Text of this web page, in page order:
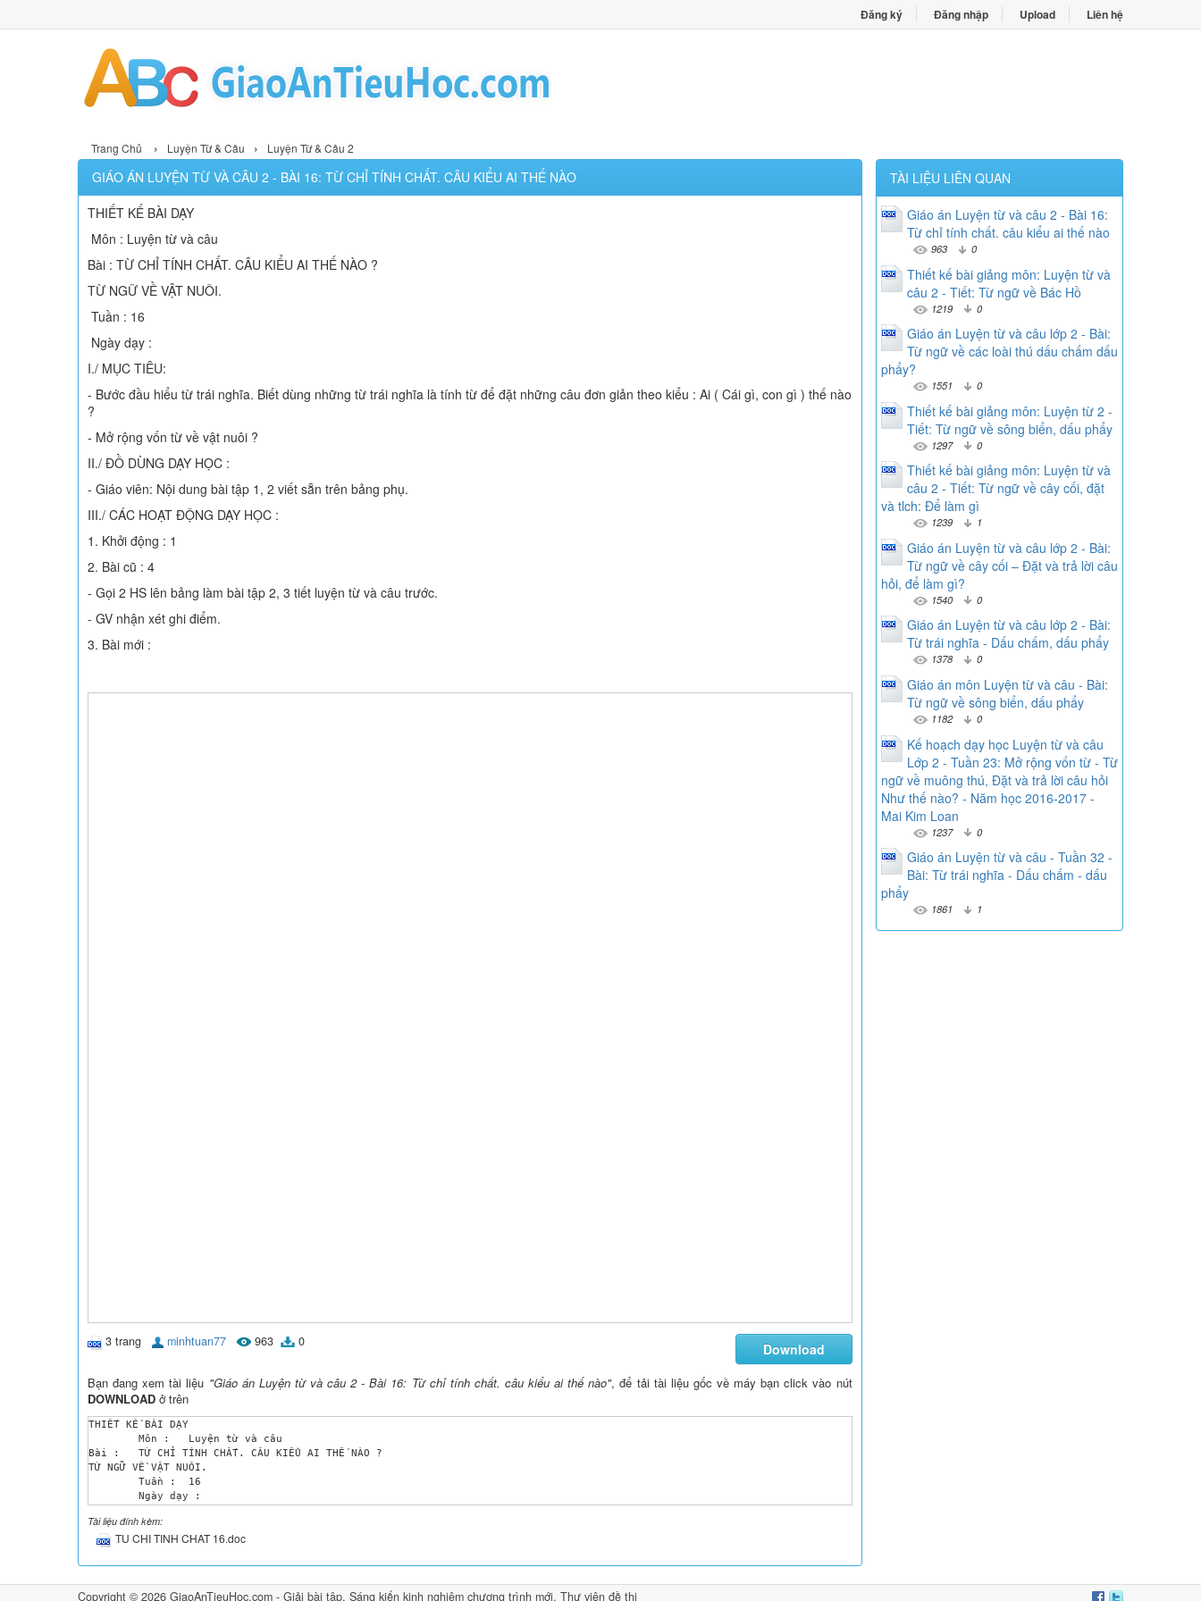
Đăng ký Đăng nhập Upload Liên hệ
Trang Chủ › Luyện Từ & Câu › Luyện Từ & Câu 2
GIÁO ÁN LUYỆN TỪ VÀ CÂU 2 - BÀI 16: TỪ CHỈ TÍNH CHẤT. CÂU KIỂU AI THẾ NÀO
THIẾT KẾ BÀI DẠY
Môn : Luyện từ và câu
Bài : TỪ CHỈ TÍNH CHẤT. CÂU KIỂU AI THẾ NÀO ?
TỪ NGỮ VỀ VẬT NUÔI.
Tuần : 16
Ngày dạy :
I./ MỤC TIÊU:
- Bước đầu hiểu từ trái nghĩa. Biết dùng những từ trái nghĩa là tính từ để đặt những câu đơn giản theo kiểu : Ai ( Cái gì, con gì ) thế nào
?
- Mở rộng vốn từ về vật nuôi ?
II./ ĐỒ DÙNG DẠY HỌC :
- Giáo viên: Nội dung bài tập 1, 2 viết sẵn trên bảng phụ.
III./ CÁC HOẠT ĐỘNG DẠY HỌC :
1. Khởi động : 1
2. Bài cũ : 4
- Gọi 2 HS lên bảng làm bài tập 2, 3 tiết luyện từ và câu trước.
- GV nhận xét ghi điểm.
3. Bài mới :
3 trang minhtuan77 963 0 Download
Bạn đang xem tài liệu "Giáo án Luyện từ và câu 2 - Bài 16: Từ chỉ tính chất. câu kiểu ai thế nào", để tải tài liệu gốc về máy bạn click vào nút
DOWNLOAD ở trên
THIẾT KẾ BÀI DẠY
	Môn :	Luyện từ và câu
Bài :	TỪ CHỈ TÍNH CHẤT. CÂU KIỂU AI THẾ NÀO ? 
TỪ NGỮ VỀ VẬT NUÔI.
	Tuần :	16
	Ngày dạy :	
I./ MỤC TIÊU:
Bước đầu hiểu từ trái nghĩa. Biết dùng những từ trái nghĩa là tính từ để đặt những câu đơn giản theo kiểu : Ai ( Cái gì, con gì ) thế nào ?
Mở rộng vốn từ về vật nuôi ?
II./ ĐỒ DÙNG DẠY HỌC :
Giáo viên: 	Nội dung bài tập 1, 2 viết sẵn trên bảng phụ.
III./ CÁC HOẠT ĐỘNG DẠY HỌC :
1.	Khởi động :	1’
Bài cũ : 4’
Gọi 2 HS lên bảng làm bài tập 2, 3 tiết luyện từ và câu trước.
GV nhận xét ghi điểm.
Bài mới :	
Hoạt động của thầy
Hoạt động của trò
2’ 1. Hoạt động 1 : Giới thiệu bài – Ghi đề
25’ 2. Họat động 2 : Hướng dẫn làm bài tập.
Mục tiêu : Qua các bài tập HS nắm được nội dung bài học.
Cách tiến hành :
+ Bài tập 1 : ( Miệng ).
- Gọi HS đọc yêu cầu.
- Yêu cầu 2 HS ngồi cạnh nhau thảo luận.
- Gọi một số cặp lên bảng sửa bài
- GV theo dõi, nhận xét.
+ Bài tập 2 : ( Miệng ) GV giúp HS nắm vững yêu cầu của bài : Chọn một cặp trái nghĩa ở bài tập 1 đặt câu với cặp từ đó.
- GV theo dõi nhận xét.
+ Bài tập 3 : 
- GV gọi một HS đọc yêu cầu.
- GV Yêu cầu HS quan sát tranh trong sách giáo khoa viết tên các con vật ra giấy nháp
- GV gọi HS đọc bài làm của mình – nhận xét
5’ 3. Họat động 3 : Củng cố, dặn dò
- Tổng kết tiết học. 
 - Dặn Học sinh luyện tập đặt câu theo mẫu Ai thế nào ?.
- HS nhắc lại đề bài
- HS đọc yêu cầu, Tìm từ trái nghĩa với mỗi từ sau : Tốt, ngoan, nhanh, trắng, cao, khoẻ.
- HS thảo luận theo cặp.
- 2 HS lên bảng làm, lớp làm bài vào giấy nháp, HS đọc câu đặt được.
- 1 HS đọc thành tiếng cả lớp đọc thầm.
- HS quan sát tranh. Làm bài
IV./ RÚT KINH NGHIỆM TIẾT DẠY:
. . . . . . . . . . . . . . . . . . . . . . . . . . . . . . . . . . . . . . . . . . . . . . . . . . . . . . . . . . . . . . . . . . . . . . . . . . . . . . . . . . . . . . . . . . . . . . . . . . . . . . . . . . . . . . . . . . . . . . . . . . . . . . . . . . . . . . . . . . . . . . . . . . . . . . . . . . . . . . . . . . . . . . . . . . . . . . . . . . . . . . . . . . . . . . . . . . . . . . . . . . . . . . . . . . . . . . . . . . . . . . . . . . . . . . . . . . . . . . . . . . . . . . . . . . . . . . . . . . . . . . . . . . . . . . . . . . . . . . . . . . . . . . . . . . . . . . . . . . . . . . . . . . . . . . . . . . . . . . . . . . . . . . . . . . . . . . . . . . . . . . . . . . . . . . . . . . . . . . . . . . . . . . . . . . . . . . . . . . . . . . . . . . . . . . . . . . . . . . . . . . . . . . . . . . . . . . . . . . . . . . . . . . . . . . . . . . . . . . . . . . . . . . . . . . . . . . . . . . . . . . . . . . . . . . . . . . . . . . . . . . . . . . . . . . . . . . . . . . . . . . . . . . . . . . . . . . . . . . . . . . . . . . . . . . . . . . . . . . . . . . . . . . . . . . . . . . . . . . . . . . . . . . . . . . . . . . . . . . . . . . . . . . . . . . . . . . . . . . . . . . . . . . . . . . . . . . . . . . . . . . . . . . . . . . . . . . . . . . . . . . . . . . . . . . . . . . . . . . . . . . . . . . . . . . . . . . . . . . . . . . . . . . . . . . . . . . . . . . . . . . . . . . . . . . . . . . . . . . . . . . . . . . . . . . . . . . . . . . . . . . . . . . . . . . . . . . . . . . . . . . . . . . . . . . . . . . . . . . . . . . . . . . . . . . . . . . . . . . . . . . . . . . . . . . . . . . . . . . . . . . . . . . . . . . . . . . . . . . . . . . . . . . . . . . . . . . . . . . . . . . . . . . . . . . . . . . . . . . . . . . . . . . . . . . . . . . . . . . . . . . . . . . . . . . . . . . . . . . . . . . . . . . . . . . . . . . . . . . . . . . . . . . . . . . . . . . . . . . . . . . . . . . . . . . . . . . . . . . . . . . . . . . . . . . . . . . . . . . . . . . . . . . . . . . . . . . . . . . . . . . . . . . . . . . . . . . . . . . . . . . . . . . . . . . . . . . . . . . . . . . . . . . . . . . . . . . . . . . . . . . . . . . . . . . . . . . . . . . . . . . . . . . . . . . . . . . . . . . . . . . . . . . . . . . . . . . . . . . . . . . . . . . . . . . . . . . . . . . . . . . . . . . . . . . . . . . . . . . . . . . . . . . . . . . . . . . . . . . . . . . . . . . . . . . . . . . . . . . . . . . . . . . . . . . . . . . . . . . . . . . . . . . . . . . . . . . . . . . . . . . . . . . . . . . . . . . . . . . . . . . . . . . . . . . . . . . . . . . . . . . . . . . . . . . . . . . . . . . . . . . . . . . . . . . . . . . . . . . . . . . . . . . . . . . . . . . . . . . . . . . . . . . . . . . . . . . . . . . . . . . . . . . . . . . . . . . . . . . . . . . . . . . . . . . . . . . . . . . . . . . . . . . . . . . . . . . . . . . . . . . . . . . . . . . . . . . . . . . . . . . . . . . . . . . . . . . . . . . . . . . . . . . . . . . . . . . . . . . . . . . . . . . . . . . . . . . . . . . . . . . . . . . . . . . . . . . . . . . . . . . . . . . . . . . . . . . . . . . . . . . . . . . . . . . . . . . . . . . . . . . . . . . . . . . . . . . . . . . . . . . . . . . . . . . . . . . . . . . . . . . . . . . . . . . . . . . . . . . . . . . . . . . . . . . . . . . . . . . . . . . . . . . . . . . . . . . . . . . . . . . . . . . . . . . . . . . . . . . . . . . . . . . . . . . . . . . . . . . . . . . . . . . . . . . . . . . . . . . . . . . . . . . . . . . . . . . . . . . . . . . . . . . . . . . . . . . . . . . . . . . . . . . . . . . . . . . . . . . . . . . . . . . . . . . . . . . . . . . . . . . . . . . . . . . . . . . . . . . . . . . . . . . . . . . . . . . . . . . . . . . . . . . . . . . . . . . . . . . . . . . . . . . . . . . . . . . . . . . . . . . . . . . . . . . . . . . . . . . . . . . . . . . . . . . . . . . . . . . . . . . . . . . . . . . . . . . . . . . . . . . . . . . . . . . . . . . . . . . . . . . . . . . . . . . . . . . . . . . . . . . . . . . . . . . . . . . . . . . . . . . . . . . . . . . . . . . . . . . . . . . . . . . . . . . . . . . . . . . . . . . . . . . . . . . . . . . . . . . . . . . . . . . . . . . . . . . . . . . . . . . . . . . . . . . . . . . . . . . . . . . . . . . . . . . . . . . . . . . . . . . . . . . . . . . . . . . . . . . . . . . . . . . . . . . . . . . . . . . . . . . . . . . . . . . . . . . . . . . . . . . . . . . . . . . . . . . . . . . . . . . . . . . . . . . . . . . . . . . . . . . . . . . . . . . . . . . . . . . . . . . . . . . . . . . . . . . . . . . . . . . . . . . . . . . . . . . . . . . . . . . . . . . . . . . . . . . . . . . . . . . . . . . . . . . . . . . . . . . . . . . . . . . . . . . . . . . . . . . . . . . . . . . . . . . . . . . . . . . . . . . . . . . . . . . . . . . . . . . . . . . . . . . . . . . . . . . . . . . . . . . . . . . . . . . . . . . . . . . . . . . . . . . . . . . . . . . . . . . . . . . . . . . . . . . . . . . . . . . . . . . . . . . . . . . . . . . . . . . . . . . . . . . . . . . . . . . . . . . . . . . . . . . . . . . . . . . . . . . . . . . . . . . . . . . . . . . . . . . . . . . . . . . . . . . . . . . . . . . . . . . . . . . . . . . . . . . . . . . . . . . . . . . . . . . . . . . . . . . . . . . . . . . . . . . . . . . . . . . . . . . . . . . . . . . . . . . . . . . . . . . . . . . . . . . . . . . . . . . . . . . . . . . . . . . . . . . . . . . . . . . . . . . . . . . . . . . . . . . . . . . . . . . . . . . . . . . . . . . . . . . . . . . . . . . . . . . . . . . . . . . . . . . . . . . . . . . . . . . . . . . . . . . . . . . . . . . . . . . . . . . . . . . . . . . . . . . . . . . . . . . . . . . . . . . . . . . . . . . . . . . . . . . . . . . . . . . . . . . . . . . . . . . . . . . . . . . . . . . . . 
. . . . . . . . . . . . . . . . . . . . . . . . . . . . . . . . . . . . . . . . . . . . . . . . . . . . . . . . . . . . . . . . . . . . . . . . . . . . . . . . . . . . . . . . . . . . . . . . . . . . . . . . . . . . . . . . . . . . . . . . . . . . . . . . . . . . . . . . . . . . . . . . . . . . . . . . . . . . . . . . . . . . . . . . . . . . . . . . . . . . . . . . . . . . . . . . . . . . . . . . . . . . . . . . . . . . . . . . . . . . . . . . . . . . . . . . . . . . . . . . . . . . . . . . . . . . . . . . . . . . . . . . . . . . . . . . . . . . . . . . . . . . . . . . . . . . . . . . . . . . . . . . . . . . . . . . . . . . . . . . . . . . . . . . . . . . . . . . . . . . . . . . . . . . . . . . . . . . . . . . . . . . . . . . . . . . . . . . . . . . . . . . . . . . . . . . . . . . . . . . . . . . . . . . . . . . . . . . . . . . . . . . . . . . . . . . . . . . . . . . . . . . . . . . . . . . . . . . . . . . . . . . . . . . . . . . . . . . . . . . . . . . . . . . . . . . . . . . . . . . . . . . . . . . . . . . . . . . . . . . . . . . . . . . . . . . . . . . . . . . . . . . . . . . . . . . . . . . . . . . . . . . . . . . . . . . . . . . . . . . . . . . . . . . . . . . . . . . . . . . . . . . . . . . . . . . . . . . . . . . . . . . . . . . . . . . . . . . . . . . . . . . . . . . . . . . . . . . . . . . . . . . . . . . . . . . . . . . . . . . . . . . . . . . . . . . . . . . . . . . . . . . . . . . . . . . . . . . . . . . 
. . . . . . . . . . . . . . . . . . . . . . . . . . . . . . . . . . . . . . . . . . . . . . . . . . . . . . . . . . . . . . . . . . . . . . . . . . . . . . . . . . . . . . . . . . . . . . . . . . . . . . . . . . . . . . . . . . . . . . . . . . . . . . . . . . . . . . . . . . . . . . . . . . . . . . . . . . . . . . . . . . . . . . . . . . . . . . . . . . . . . . . . . . . . . . . . . . . . . . . . . . . . . . . . . . . . . . . . . . . . . . . . . . . . . . . . . . . . . . . . . . . . . . . . . . . . . . . . . . . . . . . . . . . . . . . . . . . . . . . . . . . . . . . . . . . . . . . . . . . . . . . . . . . . . . . . . . . . . . . . . . . . . . . . . . . . . . . . . . . . . . . . . . . . . . . . . . . . . . . . . . . . . . . . . . . . . . . . . . . . . . . . . . . . . . . . . . . . . . . . . . . . . . . . . . . . . . . . . . . . . . . . . . . . . . . . . . . . . . . . . . . . . . . . . . . . . . . . . . . . . . . . . . . . . . . . . . . . . . . . . . . . . . . . . . . . . . . . . . . . . . . . . . . . . . . . . . . . . . . . . . . . . . . . . . . . . . . . . . . . . . . . . . . . . . . . . . . . . . . . . . . . . . . . . . . . . . . . . . . . .
Tài liệu đính kèm:
TU CHI TINH CHAT 16.doc
TÀI LIỆU LIÊN QUAN
Giáo án Luyện từ và câu 2 - Bài 16:
Từ chỉ tính chất. câu kiểu ai thế nào
963 0
Thiết kế bài giảng môn: Luyện từ và
câu 2 - Tiết: Từ ngữ về Bác Hồ
1219 0
Giáo án Luyện từ và câu lớp 2 - Bài:
Từ ngữ về các loài thú dấu chấm dấu
phẩy?
1551 0
Thiết kế bài giảng môn: Luyện từ 2 -
Tiết: Từ ngữ về sông biển, dấu phẩy
1297 0
Thiết kế bài giảng môn: Luyện từ và
câu 2 - Tiết: Từ ngữ về cây cối, đặt
và tlch: Để làm gì
1239 1
Giáo án Luyện từ và câu lớp 2 - Bài:
Từ ngữ về cây cối – Đặt và trả lời câu
hỏi, để làm gì?
1540 0
Giáo án Luyện từ và câu lớp 2 - Bài:
Từ trái nghĩa - Dấu chấm, dấu phẩy
1378 0
Giáo án môn Luyện từ và câu - Bài:
Từ ngữ về sông biển, dấu phẩy
1182 0
Kế hoạch dạy học Luyện từ và câu
Lớp 2 - Tuần 23: Mở rộng vốn từ - Từ
ngữ về muông thú, Đặt và trả lời câu hỏi
Như thế nào? - Năm học 2016-2017 -
Mai Kim Loan
1237 0
Giáo án Luyện từ và câu - Tuần 32 -
Bài: Từ trái nghĩa - Dấu chấm - dấu
phẩy
1861 1
Copyright © 2026 GiaoAnTieuHoc.com - Giải bài tập, Sáng kiến kinh nghiệm chương trình mới, Thư viện đề thi